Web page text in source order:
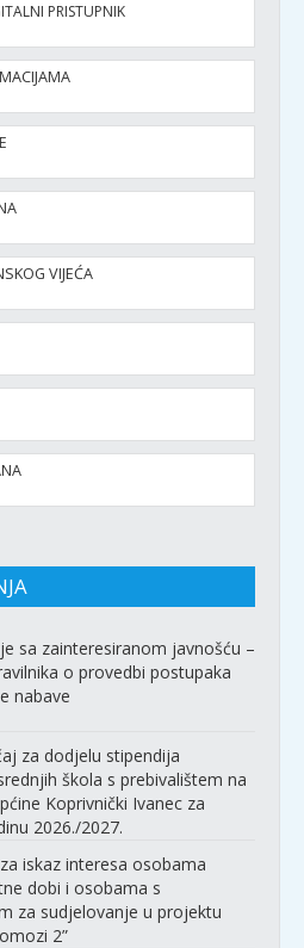
PRISTUPNIK
VIJEĆA
sa zainteresiranom javnošću –
o provedbi postupaka
nabave
za dodjelu stipendija
škola s prebivalištem na
Koprivnički Ivanec za
2026./2027.
iskaz interesa osobama
dobi i osobama s
za sudjelovanje u projektu
2”